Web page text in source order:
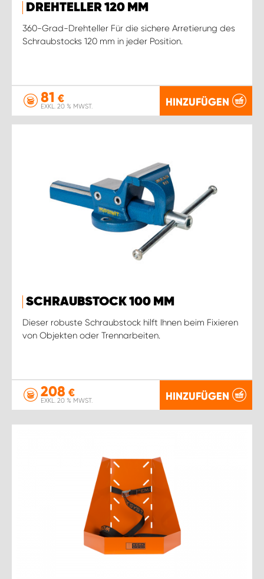
DREHTELLER 120 MM
360-Grad-Drehteller Für die sichere Arretierung des
Schraubstocks 120 mm in jeder Position.
81 €
EXKL. 20 % MWST. HINZUFÜGEN
SCHRAUBSTOCK 100 MM
Dieser robuste Schraubstock hilft Ihnen beim Fixieren
von Objekten oder Trennarbeiten.
208 €
EXKL. 20 % MWST. HINZUFÜGEN